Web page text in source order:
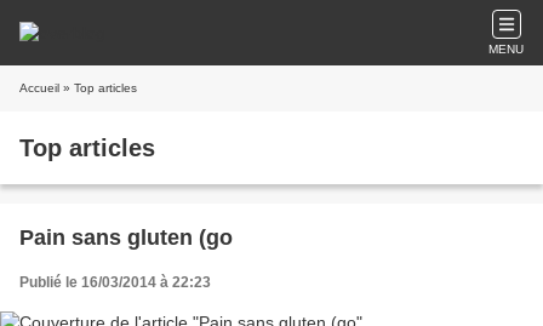
MENU
Accueil » Top articles
Top articles
Pain sans gluten (go
Publié le 16/03/2014 à 22:23